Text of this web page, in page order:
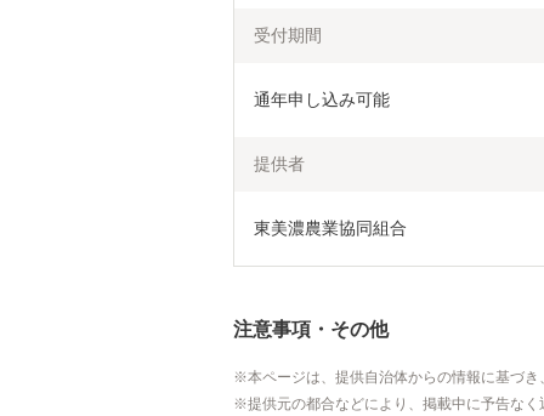
受付期間
通年申し込み可能
提供者
東美濃農業協同組合
注意事項・その他
本ページは、提供自治体からの情報に基づ
提供元の都合などにより、掲載中に予告な